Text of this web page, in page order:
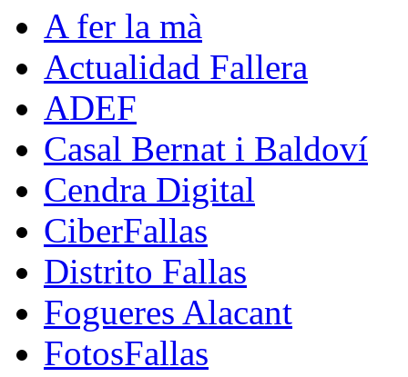
A fer la mà
Actualidad Fallera
ADEF
Casal Bernat i Baldoví
Cendra Digital
CiberFallas
Distrito Fallas
Fogueres Alacant
FotosFallas